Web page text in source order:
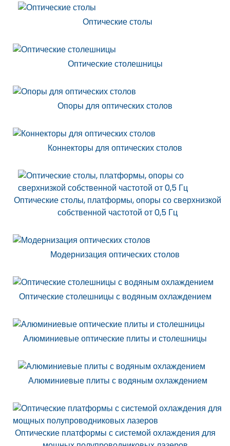
Оптические столы
Оптические столешницы
Опоры для оптических столов
Коннекторы для оптических столов
Оптические столы, платформы, опоры со сверхнизкой
собственной частотой от 0,5 Гц
Модернизация оптических столов
Оптические столешницы с водяным охлаждением
Алюминиевые оптические плиты и столешницы
Алюминиевые плиты с водяным охлаждением
Оптические платформы с системой охлаждения для